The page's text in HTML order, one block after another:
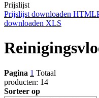
Prijslijst
Prijslijst downloaden HTML
downloaden XLS
Pagina 1 Totaal
producten: 14
Sorteer op